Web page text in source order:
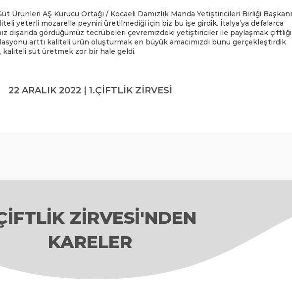
Ürünleri AŞ Kurucu Ortağı / Kocaeli Damızlık Manda Yetiştiricileri Birliği Başkanı
yeterli mozarella peyniri üretilmediği için biz bu işe girdik. İtalya’ya defalarca
dışarıda gördüğümüz tecrübeleri çevremizdeki yetiştiriciler ile paylaşmak çiftliği
arttı kaliteli ürün oluşturmak en büyük amacımızdı bunu gerçekleştirdik
kaliteli süt üretmek zor bir hale geldi.
22 ARALIK 2022 | 1.ÇİFTLİK ZİRVESİ
ZİRVESİ'NDEN
KARELER